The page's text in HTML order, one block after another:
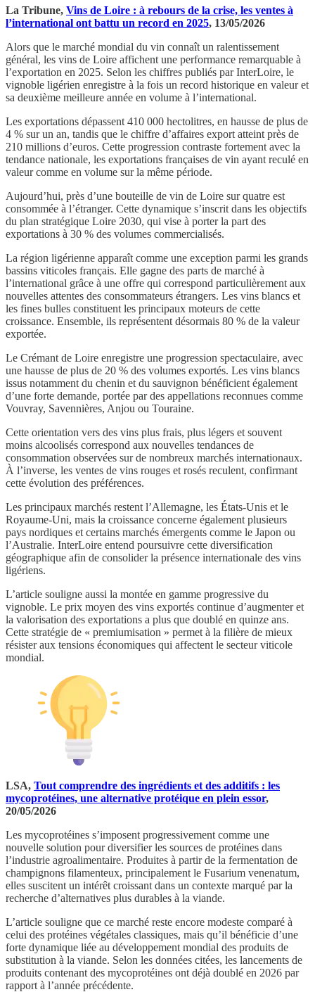
La Tribune, Vins de Loire : à rebours de la crise, les ventes à
l’international ont battu un record en 2025, 13/05/2026
Alors que le marché mondial du vin connaît un ralentissement
général, les vins de Loire affichent une performance remarquable à
l’exportation en 2025. Selon les chiffres publiés par InterLoire, le
vignoble ligérien enregistre à la fois un record historique en valeur et
sa deuxième meilleure année en volume à l’international.
Les exportations dépassent 410 000 hectolitres, en hausse de plus de
4 % sur un an, tandis que le chiffre d’affaires export atteint près de
210 millions d’euros. Cette progression contraste fortement avec la
tendance nationale, les exportations françaises de vin ayant reculé en
valeur comme en volume sur la même période.
Aujourd’hui, près d’une bouteille de vin de Loire sur quatre est
consommée à l’étranger. Cette dynamique s’inscrit dans les objectifs
du plan stratégique Loire 2030, qui vise à porter la part des
exportations à 30 % des volumes commercialisés.
La région ligérienne apparaît comme une exception parmi les grands
bassins viticoles français. Elle gagne des parts de marché à
l’international grâce à une offre qui correspond particulièrement aux
nouvelles attentes des consommateurs étrangers. Les vins blancs et
les fines bulles constituent les principaux moteurs de cette
croissance. Ensemble, ils représentent désormais 80 % de la valeur
exportée.
Le Crémant de Loire enregistre une progression spectaculaire, avec
une hausse de plus de 20 % des volumes exportés. Les vins blancs
issus notamment du chenin et du sauvignon bénéficient également
d’une forte demande, portée par des appellations reconnues comme
Vouvray, Savennières, Anjou ou Touraine.
Cette orientation vers des vins plus frais, plus légers et souvent
moins alcoolisés correspond aux nouvelles tendances de
consommation observées sur de nombreux marchés internationaux.
À l’inverse, les ventes de vins rouges et rosés reculent, confirmant
cette évolution des préférences.
Les principaux marchés restent l’Allemagne, les États-Unis et le
Royaume-Uni, mais la croissance concerne également plusieurs
pays nordiques et certains marchés émergents comme le Japon ou
l’Australie. InterLoire entend poursuivre cette diversification
géographique afin de consolider la présence internationale des vins
ligériens.
L’article souligne aussi la montée en gamme progressive du
vignoble. Le prix moyen des vins exportés continue d’augmenter et
la valorisation des exportations a plus que doublé en quinze ans.
Cette stratégie de « premiumisation » permet à la filière de mieux
résister aux tensions économiques qui affectent le secteur viticole
mondial.
LSA, Tout comprendre des ingrédients et des additifs : les
mycoprotéines, une alternative protéique en plein essor,
20/05/2026
Les mycoprotéines s’imposent progressivement comme une
nouvelle solution pour diversifier les sources de protéines dans
l’industrie agroalimentaire. Produites à partir de la fermentation de
champignons filamenteux, principalement le Fusarium venenatum,
elles suscitent un intérêt croissant dans un contexte marqué par la
recherche d’alternatives plus durables à la viande.
L’article souligne que ce marché reste encore modeste comparé à
celui des protéines végétales classiques, mais qu’il bénéficie d’une
forte dynamique liée au développement mondial des produits de
substitution à la viande. Selon les données citées, les lancements de
produits contenant des mycoprotéines ont déjà doublé en 2026 par
rapport à l’année précédente.